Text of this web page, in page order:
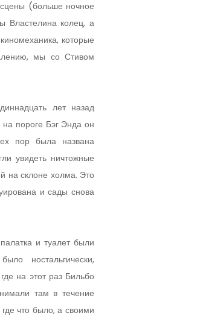
(больше ночное
Властелина колец, а
которые
мы со Стивом
лет назад
пороге Бэг Энда он
пор была названа
увидеть ничтожные
на склоне холма. Это
и сады снова
и туалет были
ностальгически,
на этот раз Бильбо
там в течение
что было, а своими